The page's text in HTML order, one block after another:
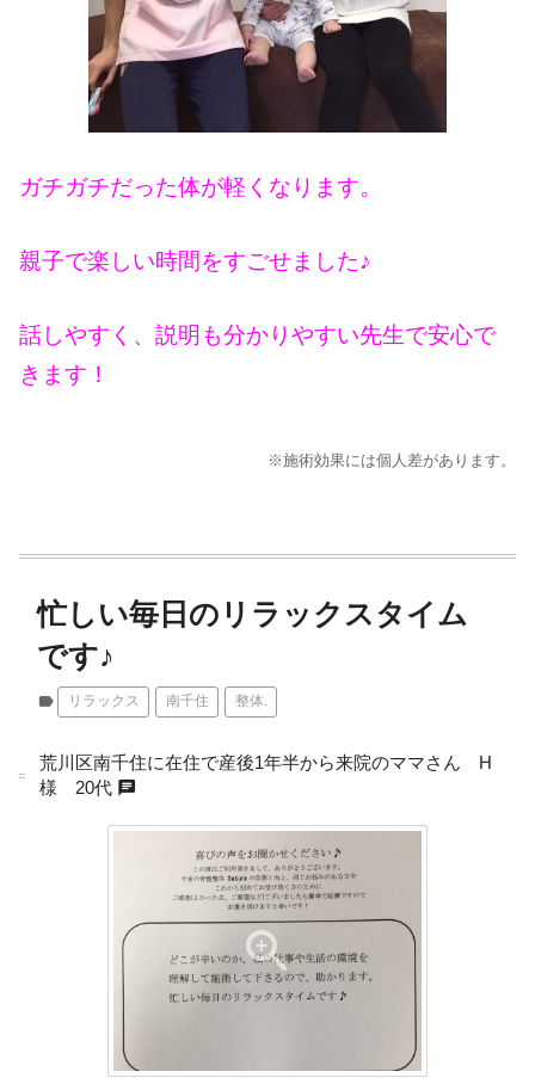
ガチガチだった体が軽くなります。
親子で楽しい時間をすごせました♪
話しやすく、説明も分かりやすい先生で安心で
きます！
※施術効果には個人差があります。
忙しい毎日のリラックスタイム
です♪
label リラックス 南千住 整体.
荒川区南千住に在住で産後1年半から来院のママさん H
様 20代 chat